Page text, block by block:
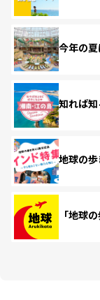
今年の夏
知れば
地球の
「地球